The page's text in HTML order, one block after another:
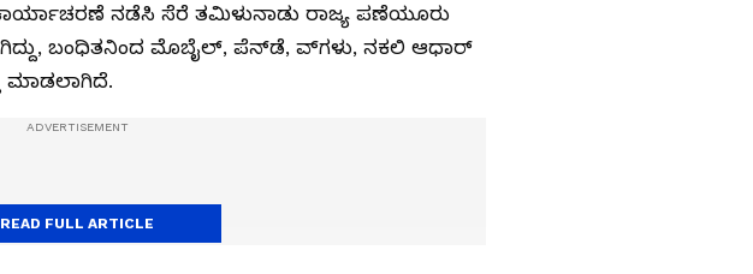
ನಡೆಸಿ ಸೆರೆ ತಮಿಳುನಾಡು ರಾಜ್ಯ ಪಣೆಯೂರು
ಬಂಧಿತನಿಂದ ಮೊಬೈಲ್, ಪೆನ್‌ಡೆ, ವ್‌ಗಳು, ನಕಲಿ ಆಧಾರ್‌
ಮಾಡಲಾಗಿದೆ.
READ FULL ARTICLE